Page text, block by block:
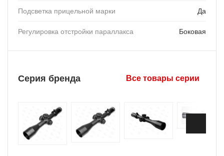
Подсветка прицельной марки Да
Регулировка отстройки параллакса Боковая
Серия бренда Все товары серии